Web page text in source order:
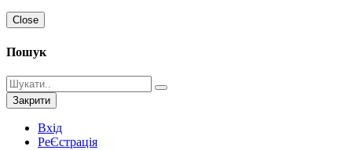
Close
Пошук
Закрити
Вхід
РеЄстрація